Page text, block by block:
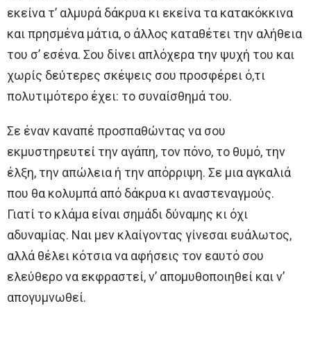
εκείνα τ’ αλμυρά δάκρυα κι εκείνα τα κατακόκκινα
και πρησμένα μάτια, ο άλλος καταθέτει την αλήθεια
του σ’ εσένα. Σου δίνει απλόχερα την ψυχή του και
χωρίς δεύτερες σκέψεις σου προσφέρει ό,τι
πολυτιμότερο έχει: το συναίσθημά του.
Σε έναν καναπέ προσπαθώντας να σου
εκμυστηρευτεί την αγάπη, τον πόνο, το θυμό, την
έλξη, την απώλεια ή την απόρριψη. Σε μια αγκαλιά
που θα κολυμπά από δάκρυα κι αναστεναγμούς.
Γιατί το κλάμα είναι σημάδι δύναμης κι όχι
αδυναμίας. Ναι μεν κλαίγοντας γίνεσαι ευάλωτος,
αλλά θέλει κότσια να αφήσεις τον εαυτό σου
ελεύθερο να εκφραστεί, ν’ απομυθοποιηθεί και ν’
απογυμνωθεί.